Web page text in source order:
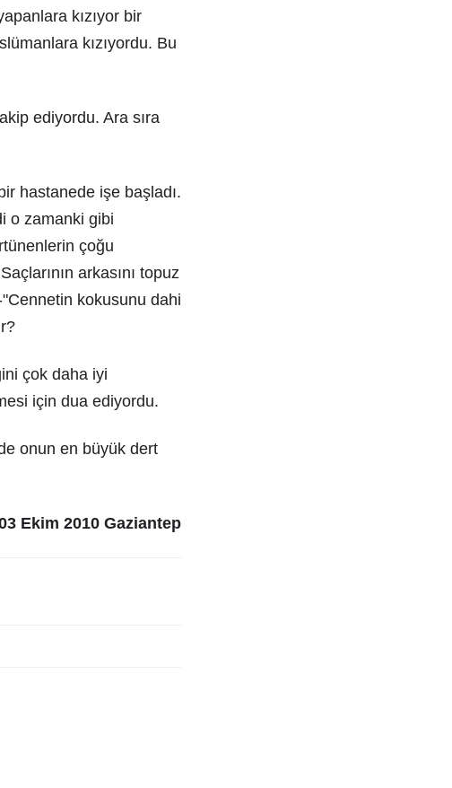
kızıyor bir
kızıyordu. Bu
ediyordu. Ara sıra
hastanede işe başladı.
o zamanki gibi
çoğu
arkasını topuz
kokusunu dahi
çok daha iyi
için dua ediyordu.
onun en büyük dert
Ekim 2010 Gaziantep